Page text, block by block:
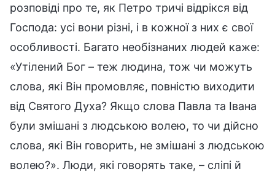
розповіді про те, як Петро тричі відрікся від
Господа: усі вони різні, і в кожної з них є свої
особливості. Багато необізнаних людей каже:
«Утілений Бог – теж людина, тож чи можуть
слова, які Він промовляє, повністю виходити
від Святого Духа? Якщо слова Павла та Івана
були змішані з людською волею, то чи дійсно
слова, які Він говорить, не змішані з людською
волею?». Люди, які говорять таке, – сліпі й